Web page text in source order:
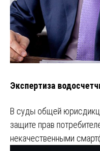
Экспертиза
В суды общей
защите прав
некачественными